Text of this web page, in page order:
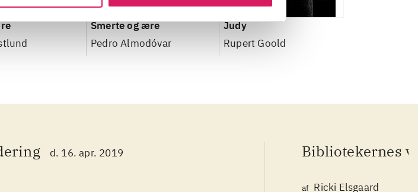
Smerte og ære
Pedro Almodóvar
Judy
Rupert Goold
d. 16. apr. 2019 Bibliotekernes
af Ricki Elsgaard